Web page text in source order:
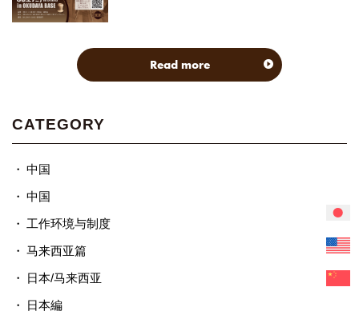
Read more
CATEGORY
中国
中国
工作环境与制度
马来西亚篇
日本/马来西亚
日本編